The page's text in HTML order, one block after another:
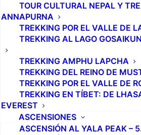
TOUR CULTURAL NEPAL Y
ANNAPURNA
TREKKING POR EL VALLE DE
TREKKING AL LAGO
TREKKING AMPHU LAPCHA
TREKKING DEL REINO DE
TREKKING POR EL VALLE DE
TREKKING EN TÍBET: DE
EVEREST
ASCENSIONES
ASCENSIÓN AL YALA PEAK –